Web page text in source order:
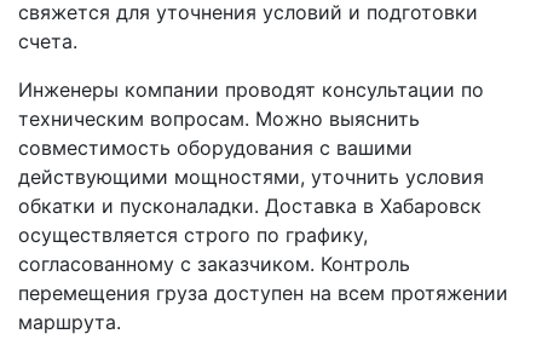
свяжется для уточнения условий и подготовки
счета.
Инженеры компании проводят консультации по
техническим вопросам. Можно выяснить
совместимость оборудования с вашими
действующими мощностями, уточнить условия
обкатки и пусконаладки. Доставка в Хабаровск
осуществляется строго по графику,
согласованному с заказчиком. Контроль
перемещения груза доступен на всем протяжении
маршрута.